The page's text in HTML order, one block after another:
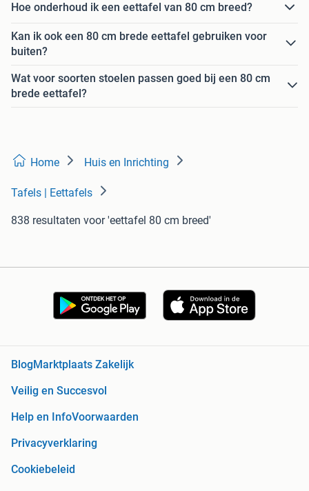
Hoe onderhoud ik een eettafel van 80 cm breed?
Kan ik ook een 80 cm brede eettafel gebruiken voor
buiten?
Wat voor soorten stoelen passen goed bij een 80 cm
brede eettafel?
Home Huis en Inrichting
Tafels | Eettafels
838 resultaten voor 'eettafel 80 cm breed'
BlogMarktplaats Zakelijk
Veilig en Succesvol
Help en InfoVoorwaarden
Privacyverklaring
Cookiebeleid